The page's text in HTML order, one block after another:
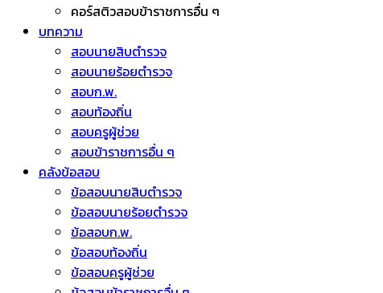
คอร์สติวสอบข้าราชการอื่น ๆ
บทความ
สอบนายสิบตำรวจ
สอบนายร้อยตำรวจ
สอบก.พ.
สอบท้องถิ่น
สอบครูผู้ช่วย
สอบข้าราชการอื่น ๆ
คลังข้อสอบ
ข้อสอบนายสิบตำรวจ
ข้อสอบนายร้อยตำรวจ
ข้อสอบก.พ.
ข้อสอบท้องถิ่น
ข้อสอบครูผู้ช่วย